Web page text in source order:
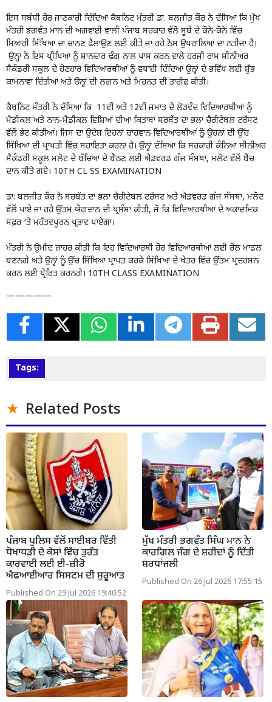
ਇਸ ਸਬੰਧੀ ਹੋਰ ਜਾਣਕਾਰੀ ਦਿੰਦਿਆ ਕੈਬਨਿਟ ਮੰਤਰੀ ਡਾ. ਬਲਜੀਤ ਕੌਰ ਨੇ ਦੱਸਿਆ ਕਿ ਮੁੱਖ
ਮੰਤਰੀ ਭਗਵੰਤ ਮਾਨ ਦੀ ਅਗਵਾਈ ਵਾਲੀ ਪੰਜਾਬ ਸਰਕਾਰ ਵੱਲੋਂ ਸੂਬੇ ਦੇ ਕੋਨੇ-ਕੋਨੇ ਵਿੱਚ
ਮਿਆਰੀ ਸਿੱਖਿਆ ਦਾ ਚਾਨਣ ਫੈਲਾਉਣ ਲਈ ਕੀਤੇ ਜਾ ਰਹੇ ਠੋਸ ਉਪਰਾਲਿਆਂ ਦਾ ਨਤੀਜਾ ਹੈ।
ਉਨ੍ਹਾਂ ਨੇ ਇਸ ਪ੍ਰੀਖਿਆ ਨੂੰ ਸ਼ਾਨਦਾਰ ਢੰਗ ਨਾਲ ਪਾਸ ਕਰਨ ਵਾਲੇ ਹਰਜੀ ਰਾਮ ਸੀਨੀਅਰ
ਸੈਕੰਡਰੀ ਸਕੂਲ ਦੇ ਹੋਣਹਾਰ ਵਿਦਿਆਰਥੀਆਂ ਨੂੰ ਵਧਾਈ ਦਿੰਦਿਆਂ ਉਨ੍ਹਾਂ ਦੇ ਭਵਿੱਖ ਲਈ ਸ਼ੁੱਭ
ਕਾਮਨਾਵਾਂ ਦਿੱਤੀਆਂ ਅਤੇ ੳਨ੍ਹਾਂ ਦੀ ਲਗਨ ਅਤੇ ਮਿਹਨਤ ਦੀ ਤਾਰੀਫ਼ ਕੀਤੀ।
ਕੈਬਨਿਟ ਮੰਤਰੀ ਨੇ ਦੱਸਿਆ ਕਿ 11ਵੀਂ ਅਤੇ 12ਵੀਂ ਜਮਾਤ ਦੇ ਲੋੜਵੰਦ ਵਿਦਿਆਰਥੀਆਂ ਨੂੰ
ਮੈਡੀਕਲ ਅਤੇ ਨਾਨ-ਮੈਡੀਕਲ ਵਿਸ਼ਿਆਂ ਦੀਆਂ ਕਿਤਾਬਾਂ ਸਰਬੱਤ ਦਾ ਭਲਾ ਚੈਰੀਟੇਬਲ ਟਰੱਸਟ
ਵੱਲੋਂ ਭੇਂਟ ਕੀਤੀਆਂ। ਜਿਸ ਦਾ ਉਦੇਸ਼ ਇਹਨਾਂ ਚਾਹਵਾਨ ਵਿਦਿਆਰਥੀਆਂ ਨੂੰ ਉਹਨਾਂ ਦੀ ਉੱਚ
ਸਿੱਖਿਆ ਦੀ ਪ੍ਰਾਪਤੀ ਵਿੱਚ ਸਹਾਇਤਾ ਕਰਨਾ ਹੈ। ਉਨ੍ਹਾਂ ਦੱਸਿਆ ਕਿ ਸਰਕਾਰੀ ਕੰਨਿਆ ਸੀਨੀਅਰ
ਸੈਕੰਡਰੀ ਸਕੂਲ ਮਲੋਟ ਦੇ ਬੱਚਿਆ ਦੇ ਬੈਠਣ ਲਈ ਐਡਵਰਡ ਗੰਜ ਸੰਸਥਾ, ਮਲੋਟ ਵੱਲੋਂ ਬੈਂਚ
ਦਾਨ ਕੀਤੇ ਗਏ। 10TH CL SS EXAMINATION
ਡਾ: ਬਲਜੀਤ ਕੌਰ ਨੇ ਸਰਬੱਤ ਦਾ ਭਲਾ ਚੈਰੀਟੇਬਲ ਟਰੱਸਟ ਅਤੇ ਐਡਵਰਡ ਗੰਜ ਸੰਸਥਾ, ਮਲੋਟ
ਵੱਲੋਂ ਪਾਏ ਜਾ ਰਹੇ ਉੱਤਮ ਯੋਗਦਾਨ ਦੀ ਪ੍ਰਸੰਸਾ ਕੀਤੀ, ਜੋ ਕਿ ਵਿਦਿਆਰਥੀਆਂ ਦੇ ਅਕਾਦਮਿਕ
ਸਫ਼ਰ ‘ਤੇ ਮਹੱਤਵਪੂਰਨ ਪ੍ਰਭਾਵ ਪਾਏਗਾ।
ਮੰਤਰੀ ਨੇ ਉਮੀਦ ਜ਼ਾਹਰ ਕੀਤੀ ਕਿ ਇਹ ਵਿਦਿਆਰਥੀ ਹੋਰ ਵਿਦਿਆਰਥੀਆਂ ਲਈ ਰੋਲ ਮਾਡਲ
ਬਣਨਗੇ ਅਤੇ ਉਨ੍ਹਾਂ ਨੂੰ ਉੱਚ ਸਿੱਖਿਆ ਪ੍ਰਾਪਤ ਕਰਕੇ ਸਿੱਖਿਆ ਦੇ ਖੇਤਰ ਵਿੱਚ ਉੱਤਮ ਪ੍ਰਦਰਸ਼ਨ
ਕਰਨ ਲਈ ਪ੍ਰੇਰਿਤ ਕਰਨਗੇ। 10TH CLASS EXAMINATION
—————
Tags:
Related Posts
ਪੰਜਾਬ ਪੁਲਿਸ ਵੱਲੋਂ ਸਾਈਬਰ ਵਿੱਤੀ
ਧੋਖਾਧੜੀ ਦੇ ਕੇਸਾਂ ਵਿੱਚ ਤੁਰੰਤ
ਕਾਰਵਾਈ ਲਈ ਈ-ਜ਼ੀਰੋ
ਐਫਆਈਆਰ ਸਿਸਟਮ ਦੀ ਸ਼ੁਰੂਆਤ
Published On 29 Jul 2026 19:40:52
ਮੁੱਖ ਮੰਤਰੀ ਭਗਵੰਤ ਸਿੰਘ ਮਾਨ ਨੇ
ਕਾਰਗਿਲ ਜੰਗ ਦੇ ਸ਼ਹੀਦਾਂ ਨੂੰ ਦਿੱਤੀ
ਸ਼ਰਧਾਂਜਲੀ
Published On 26 Jul 2026 17:55:15